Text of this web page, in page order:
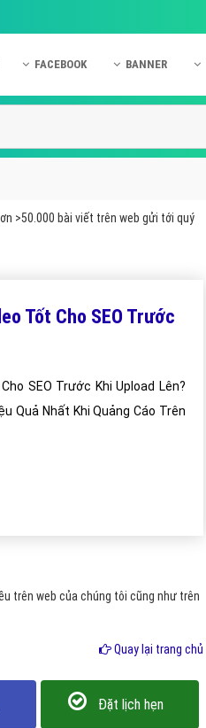
FACEBOOK BANNER
>50.000 bài viết trên web gửi tới quý
Tốt Cho SEO Trước
SEO Trước Khi Upload Lên?
Quả Nhất Khi Quảng Cáo Trên
trên web của chúng tôi cũng như trên
Quay lại trang chủ
Đặt lịch hẹn